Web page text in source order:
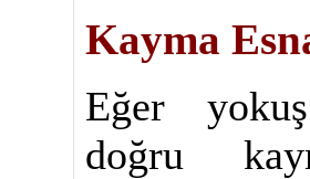
Kayma
Eğer
doğru